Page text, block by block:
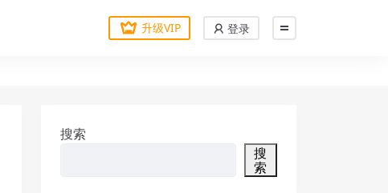
升级VIP 登录
搜索
搜
索